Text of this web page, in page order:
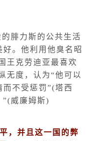
腓力斯的公共生活
。他利用他臭名昭
国王克劳迪亚最喜欢
无度，认为“他可以
而不受惩罚”(塔西
”(威廉姆斯)
，并且这一国的弊